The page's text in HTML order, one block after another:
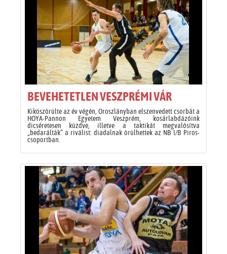
BEVEHETETLEN VESZPRÉMI VÁR
Kiköszörülte az év végén, Oroszlányban elszenvedett csorbát a
HOYA-Pannon Egyetem Veszprém, kosárlabdázóink
dicséretesen küzdve, illetve a taktikát megvalósítva
„bedarálták” a riválist: diadalnak örülhettek az NB I/B Piros-
csoportban.